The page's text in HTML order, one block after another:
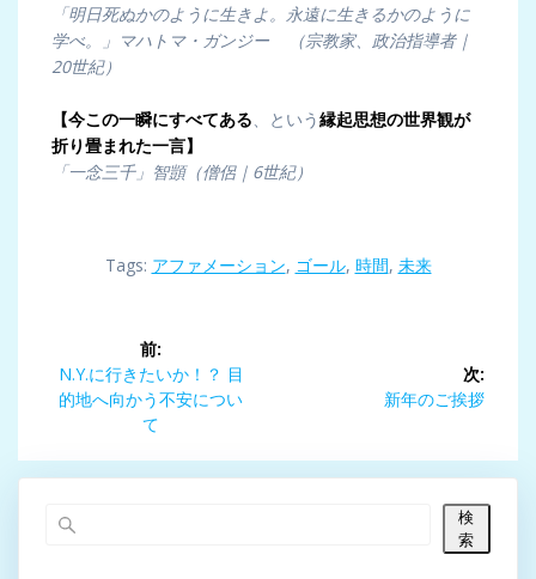
「明日死ぬかのように生きよ。永遠に生きるかのように
学べ。」マハトマ・ガンジー （宗教家、政治指導者｜
20世紀）
【今この一瞬にすべてある 、という縁起思想の世界観が
折り畳まれた一言】
「一念三千」智顗（僧侶｜6世紀）
Tags: アファメーション, ゴール, 時間, 未来
ビ
ゲ
前:
前
の
N.Y.に行きたいか！？ 目
的地へ向かう不安につい
て
次:
次
新年のご挨拶
検
索